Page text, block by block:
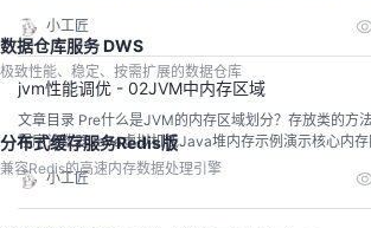
数据仓库服务 DWS
极致性能、稳定、按需扩展的数据仓库
分布式缓存服务Redis版
兼容Redis的高速内存数据处理引擎
小工匠
jvm性能调优 - 02JVM中内存区域
文章目录 Pre什么是JVM的内存区域划分？存放类的方法区执行代码指令用的
程序计数器Java虚拟机栈Java堆内存示例演示核心内存
区域思考题 Pre 上一篇文章...
小工匠